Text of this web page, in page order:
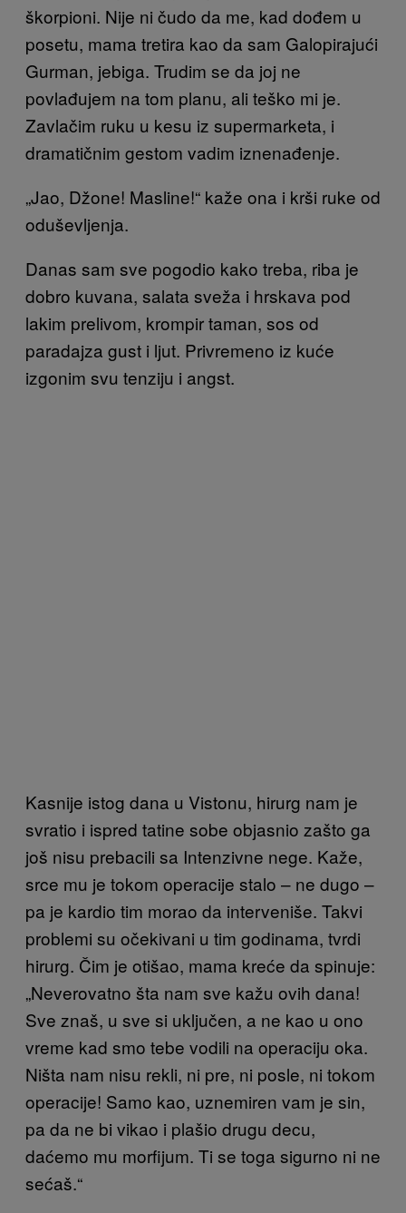
škorpioni. Nije ni čudo da me, kad dođem u
posetu, mama tretira kao da sam Galopirajući
Gurman, jebiga. Trudim se da joj ne
povlađujem na tom planu, ali teško mi je.
Zavlačim ruku u kesu iz supermarketa, i
dramatičnim gestom vadim iznenađenje.
„Jao, Džone! Masline!“ kaže ona i krši ruke od
oduševljenja.
Danas sam sve pogodio kako treba, riba je
dobro kuvana, salata sveža i hrskava pod
lakim prelivom, krompir taman, sos od
paradajza gust i ljut. Privremeno iz kuće
izgonim svu tenziju i angst.
Kasnije istog dana u Vistonu, hirurg nam je
svratio i ispred tatine sobe objasnio zašto ga
još nisu prebacili sa Intenzivne nege. Kaže,
srce mu je tokom operacije stalo – ne dugo –
pa je kardio tim morao da interveniše. Takvi
problemi su očekivani u tim godinama, tvrdi
hirurg. Čim je otišao, mama kreće da spinuje:
„Neverovatno šta nam sve kažu ovih dana!
Sve znaš, u sve si uključen, a ne kao u ono
vreme kad smo tebe vodili na operaciju oka.
Ništa nam nisu rekli, ni pre, ni posle, ni tokom
operacije! Samo kao, uznemiren vam je sin,
pa da ne bi vikao i plašio drugu decu,
daćemo mu morfijum. Ti se toga sigurno ni ne
sećaš.“